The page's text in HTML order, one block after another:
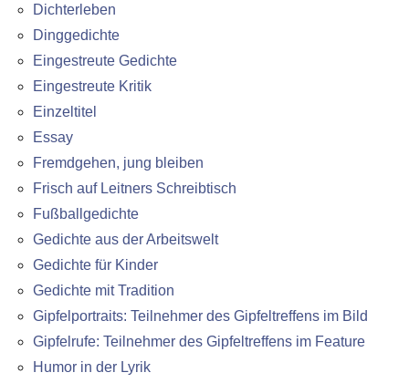
Dichterleben
Dinggedichte
Eingestreute Gedichte
Eingestreute Kritik
Einzeltitel
Essay
Fremdgehen, jung bleiben
Frisch auf Leitners Schreibtisch
Fußballgedichte
Gedichte aus der Arbeitswelt
Gedichte für Kinder
Gedichte mit Tradition
Gipfelportraits: Teilnehmer des Gipfeltreffens im Bild
Gipfelrufe: Teilnehmer des Gipfeltreffens im Feature
Humor in der Lyrik